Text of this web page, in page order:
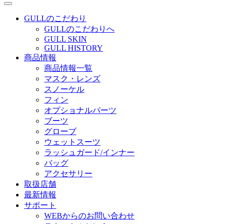
GULLのこだわり
GULLのこだわりへ
GULL SKIN
GULL HISTORY
商品情報
商品情報一覧
マスク・レンズ
スノーケル
フィン
オプショナルパーツ
ブーツ
グローブ
ウェットスーツ
ラッシュガード/インナー
バッグ
アクセサリー
取扱店舗
最新情報
サポート
WEBからのお問い合わせ